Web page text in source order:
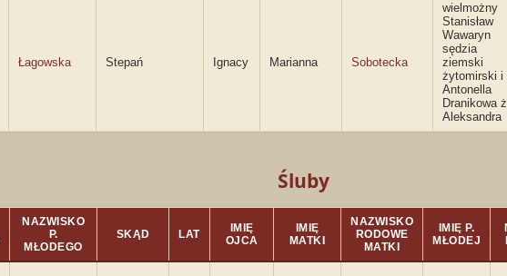
Łagowska Stepań Ignacy Marianna Sobotecka
wielmożny
Stanisław
Wawaryn
sędzia
ziemski
żytomirski i
Antonella
Dranikowa
Aleksandra
Śluby
NAZWISKO
P.
MŁODEGO
SKĄD LAT
IMIĘ
OJCA
IMIĘ
MATKI
NAZWISKO
RODOWE
MATKI
IMIĘ P.
MŁODEJ